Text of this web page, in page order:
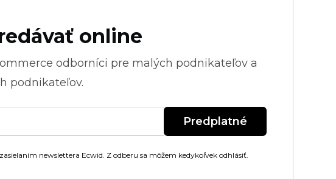
online
odborníci pre malých podnikateľov a
podnikateľov.
Predplatné
newslettera Ecwid. Z odberu sa môžem kedykoľvek odhlásiť.